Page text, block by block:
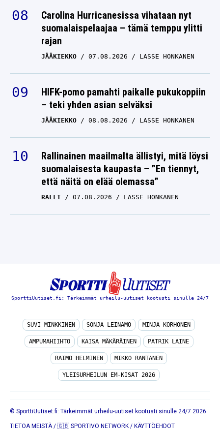
Carolina Hurricanesissa vihataan nyt
suomalaispelaajaa – tämä temppu ylitti
rajan
JÄÄKIEKKO 07.08.2026 LASSE HONKANEN
HIFK-pomo pamahti paikalle pukukoppiin
– teki yhden asian selväksi
JÄÄKIEKKO 08.08.2026 LASSE HONKANEN
Rallinainen maailmalta ällistyi, mitä löysi
suomalaisesta kaupasta – ”En tiennyt,
että näitä on elää olemassa”
RALLI 07.08.2026 LASSE HONKANEN
SporttiUutiset.fi: Tärkeimmät urheilu-uutiset kootusti sinulle 24/7
SUVI MINKKINEN SONJA LEINAMO MINJA KORHONEN
AMPUMAHIIHTO KAISA MÄKÄRÄINEN PATRIK LAINE
RAIMO HELMINEN MIKKO RANTANEN
YLEISURHEILUN EM-KISAT 2026
© SporttiUutiset.fi: Tärkeimmät urheilu-uutiset kootusti sinulle 24/7 2026
TIETOA MEISTÄ/ 🇬🇧 SPORTIVO NETWORK / KÄYTTÖEHDOT